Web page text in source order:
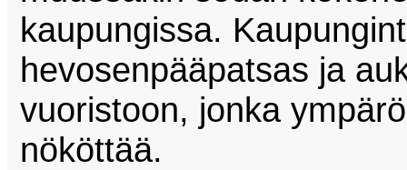
kaupungissa.
hevosenpääpatsas ja
vuoristoon, jonka
nököttää.